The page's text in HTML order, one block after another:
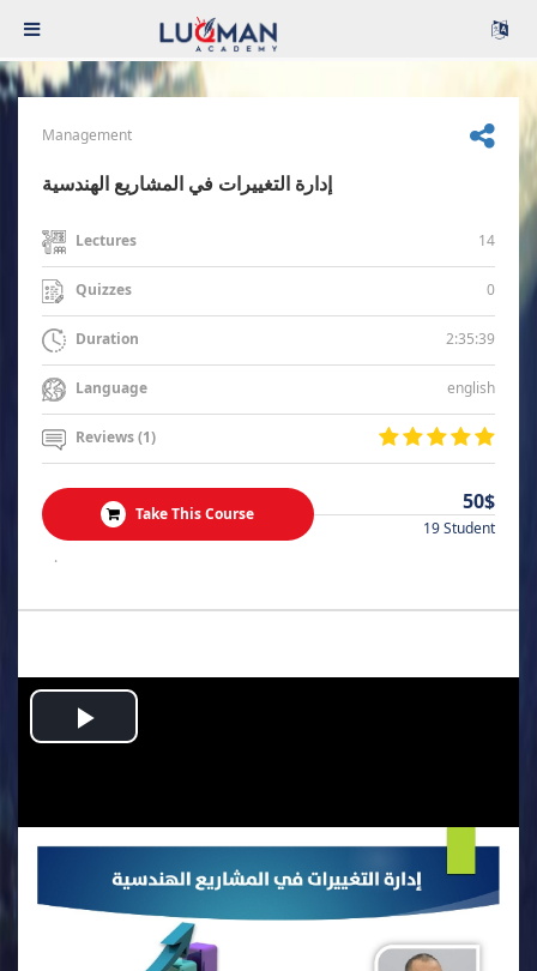
Management
إدارة التغييرات في المشاريع الهندسية
Lectures 14
Quizzes 0
Duration 2:35:39
Language english
Reviews (1)
Take This Course 50$
19 Student
.
Play